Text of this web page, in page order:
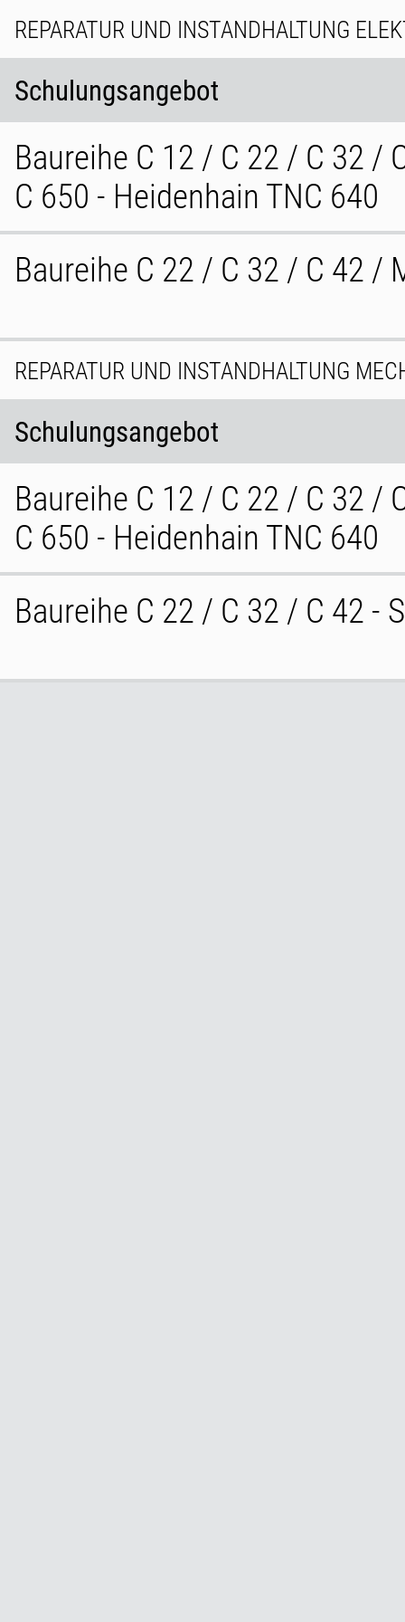
REPARATUR UND INSTANDHALTUNG
Schulungsangebot
Baureihe C 12 / C 22 / C 32 /
C 650 - Heidenhain TNC 640
Baureihe C 22 / C 32 / C 42 /
REPARATUR UND INSTANDHALTUNG
Schulungsangebot
Baureihe C 12 / C 22 / C 32 /
C 650 - Heidenhain TNC 640
Baureihe C 22 / C 32 / C 42 -